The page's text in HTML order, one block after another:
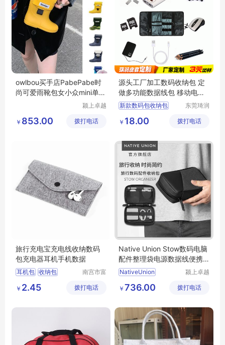
owlbou买手店PabePabe时
尚可爱雨靴包女小众mini单肩
颍上卓越
有限公司
￥ 853.00 拨打电话
源头工厂加工数码收纳包 定
做多功能数据线包 移动电源
耳机包包定制
新款数码包收纳包
移动电源耳机收纳包定制
东莞琦润
公司
￥ 18.00 拨打电话
旅行充电宝充电线收纳数码
包充电器耳机手机数据
耳机包 收纳包
南宫市富
限公司
￥ 2.45 拨打电话
Native Union Stow数码电脑
配件整理袋电源数据线便携
旅行收纳包
NativeUnion
颍上卓越
有限公司
￥ 736.00 拨打电话